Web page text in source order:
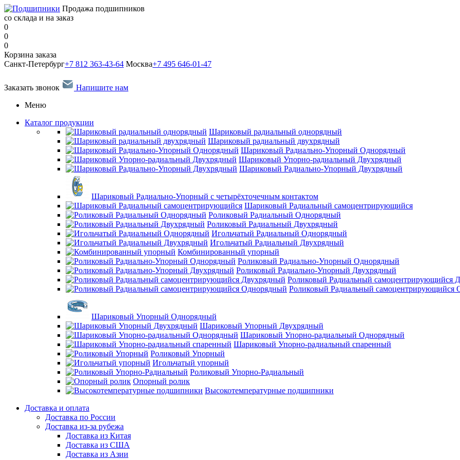
Продажа подшипников
со склада и на заказ
0
0
0
Корзина заказа
Санкт-Петербург+7 812 363-43-64 Москва+7 495 646-01-47
Заказать звонок
Напишите нам
Меню
Каталог продукции
Шариковый радиальный однорядный
Шариковый радиальный двухрядный
Шариковый Радиально-Упорный Однорядный
Шариковый Упорно-радиальный Двухрядный
Шариковый Радиально-Упорный Двухрядный
Шариковый Радиально-Упорный с четырёхточечным контактом
Шариковый Радиальный самоцентрирующийся
Роликовый Радиальный Однорядный
Роликовый Радиальный Двухрядный
Игольчатый Радиальный Однорядный
Игольчатый Радиальный Двухрядный
Комбинированный упорный
Роликовый Радиально-Упорный Однорядный
Роликовый Радиально-Упорный Двухрядный
Роликовый Радиальный самоцентрирующийся
Роликовый Радиальный самоцентрирующийся
Шариковый Упорный Однорядный
Шариковый Упорный Двухрядный
Шариковый Упорно-радиальный Однорядный
Шариковый Упорно-радиальный спаренный
Роликовый Упорный
Игольчатый упорный
Роликовый Упорно-Радиальный
Опорный ролик
Высокотемпературные подшипники
Доставка и оплата
Доставка по России
Доставка из-за рубежа
Доставка из Китая
Доставка из США
Доставка из Азии